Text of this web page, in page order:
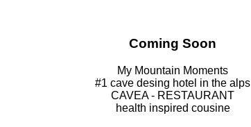
Coming Soon
My Mountain Moments
#1 cave desing hotel in the alps
CAVEA - RESTAURANT
health inspired cousine